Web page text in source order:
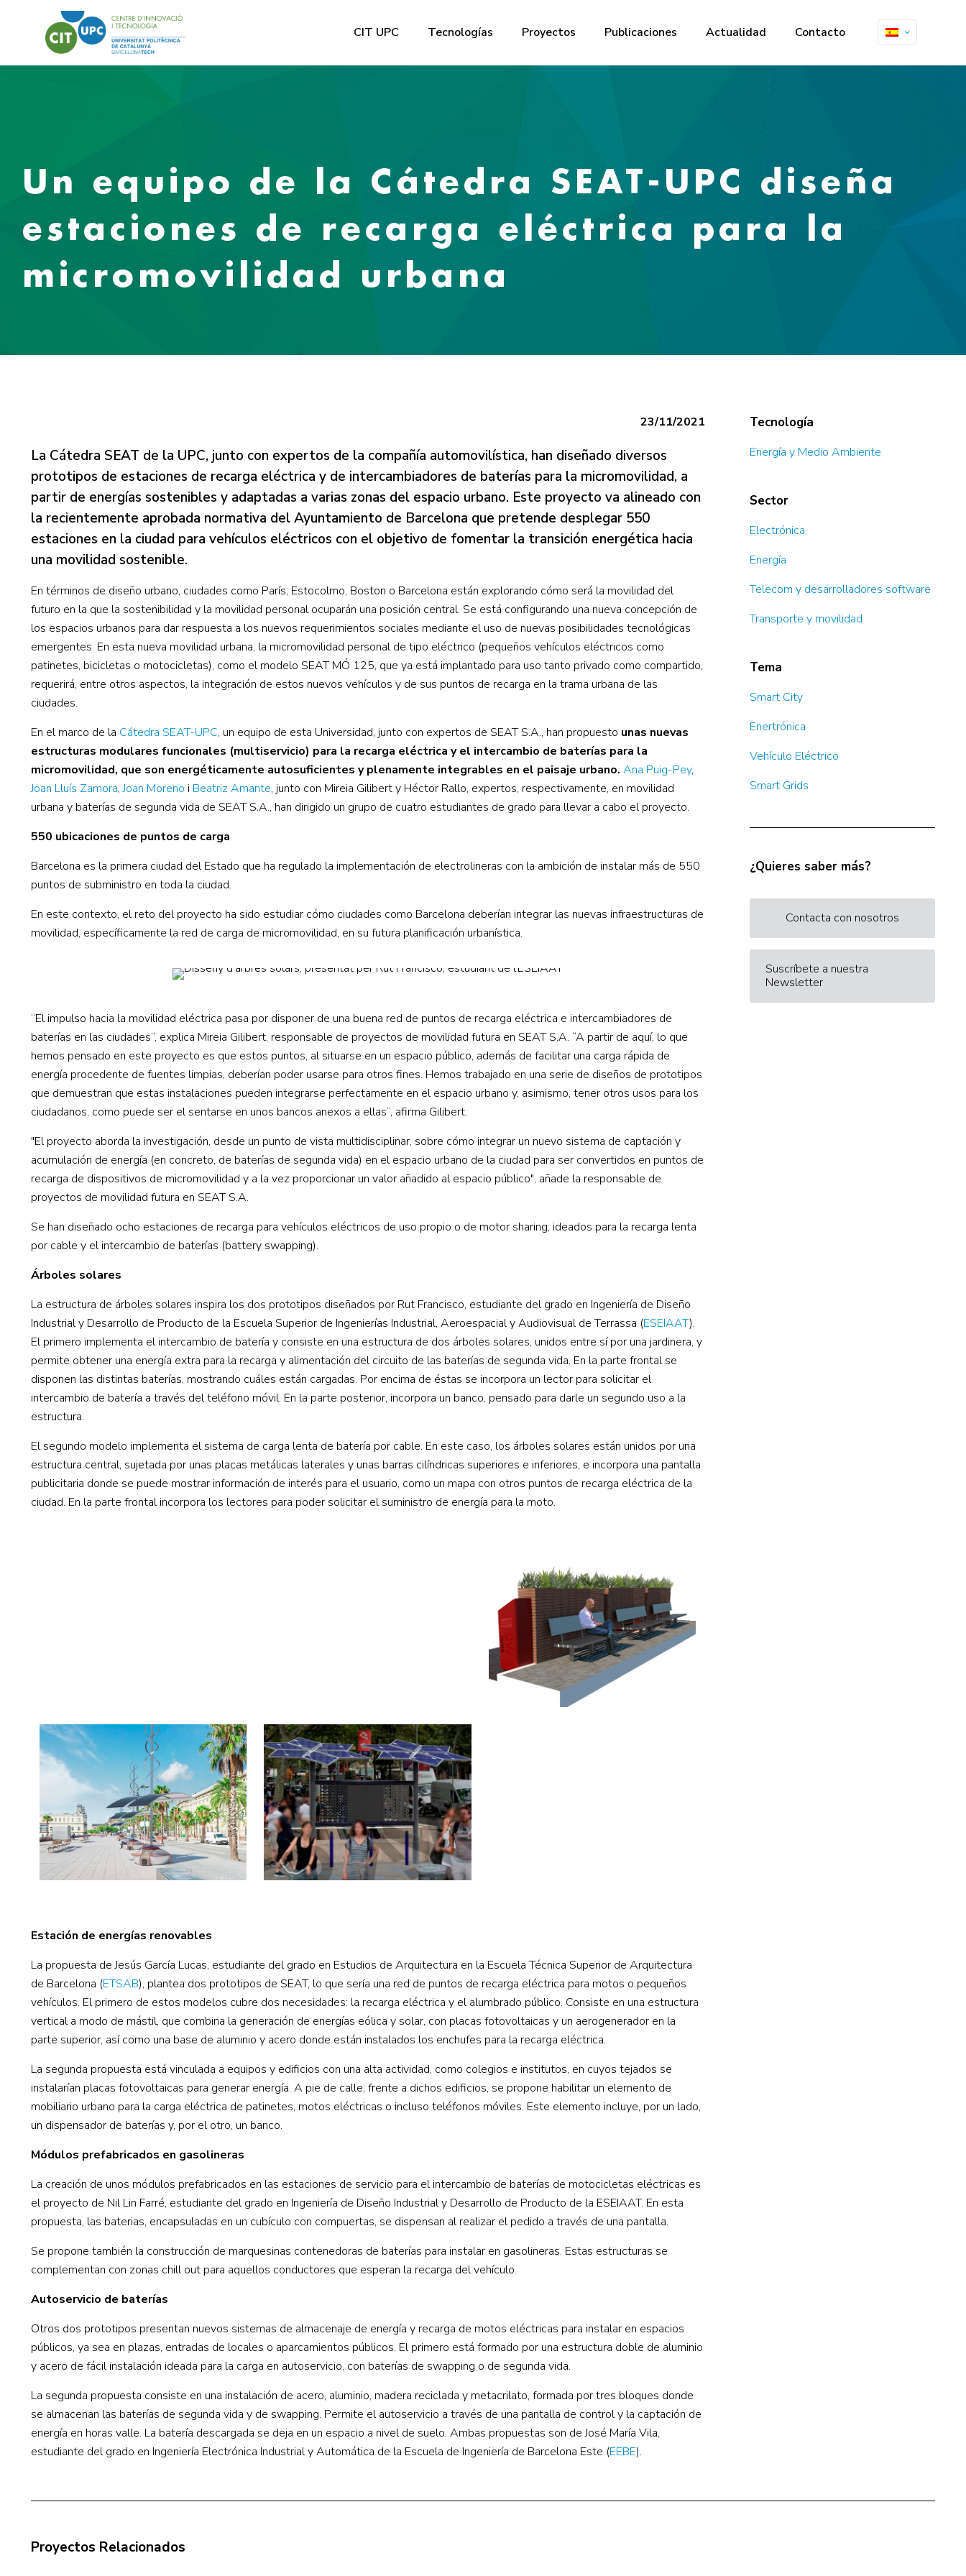
CIT UPC Tecnologías Proyectos Publicaciones Actualidad Contacto
Un equipo de la Cátedra SEAT-UPC diseña
estaciones de recarga eléctrica para la
micromovilidad urbana
23/11/2021
La Cátedra SEAT de la UPC, junto con expertos de la compañía automovilística, han diseñado diversos
prototipos de estaciones de recarga eléctrica y de intercambiadores de baterías para la micromovilidad, a
partir de energías sostenibles y adaptadas a varias zonas del espacio urbano. Este proyecto va alineado con
la recientemente aprobada normativa del Ayuntamiento de Barcelona que pretende desplegar 550
estaciones en la ciudad para vehículos eléctricos con el objetivo de fomentar la transición energética hacia
una movilidad sostenible.
En términos de diseño urbano, ciudades como París, Estocolmo, Boston o Barcelona están explorando cómo será la movilidad del
futuro en la que la sostenibilidad y la movilidad personal ocuparán una posición central. Se está configurando una nueva concepción de
los espacios urbanos para dar respuesta a los nuevos requerimientos sociales mediante el uso de nuevas posibilidades tecnológicas
emergentes. En esta nueva movilidad urbana, la micromovilidad personal de tipo eléctrico (pequeños vehículos eléctricos como
patinetes, bicicletas o motocicletas), como el modelo SEAT MÓ 125, que ya está implantado para uso tanto privado como compartido,
requerirá, entre otros aspectos, la integración de estos nuevos vehículos y de sus puntos de recarga en la trama urbana de las
ciudades.
En el marco de la Cátedra SEAT-UPC, un equipo de esta Universidad, junto con expertos de SEAT S.A., han propuesto unas nuevas
estructuras modulares funcionales (multiservicio) para la recarga eléctrica y el intercambio de baterías para la
micromovilidad, que son energéticamente autosuficientes y plenamente integrables en el paisaje urbano. Ana Puig-Pey,
Joan Lluís Zamora,Joan Moreno i Beatriz Amante, junto con Mireia Gilibert y Héctor Rallo, expertos, respectivamente, en movilidad
urbana y baterías de segunda vida de SEAT S.A., han dirigido un grupo de cuatro estudiantes de grado para llevar a cabo el proyecto.
550 ubicaciones de puntos de carga
Barcelona es la primera ciudad del Estado que ha regulado la implementación de electrolineras con la ambición de instalar más de 550
puntos de subministro en toda la ciudad.
En este contexto, el reto del proyecto ha sido estudiar cómo ciudades como Barcelona deberían integrar las nuevas infraestructuras de
movilidad, específicamente la red de carga de micromovilidad, en su futura planificación urbanística.
“El impulso hacia la movilidad eléctrica pasa por disponer de una buena red de puntos de recarga eléctrica e intercambiadores de
baterías en las ciudades”, explica Mireia Gilibert, responsable de proyectos de movilidad futura en SEAT S.A. “A partir de aquí, lo que
hemos pensado en este proyecto es que estos puntos, al situarse en un espacio público, además de facilitar una carga rápida de
energía procedente de fuentes limpias, deberían poder usarse para otros fines. Hemos trabajado en una serie de diseños de prototipos
que demuestran que estas instalaciones pueden integrarse perfectamente en el espacio urbano y, asimismo, tener otros usos para los
ciudadanos, como puede ser el sentarse en unos bancos anexos a ellas”, afirma Gilibert.
"El proyecto aborda la investigación, desde un punto de vista multidisciplinar, sobre cómo integrar un nuevo sistema de captación y
acumulación de energía (en concreto, de baterías de segunda vida) en el espacio urbano de la ciudad para ser convertidos en puntos de
recarga de dispositivos de micromovilidad y a la vez proporcionar un valor añadido al espacio público", añade la responsable de
proyectos de movilidad futura en SEAT S.A.
Se han diseñado ocho estaciones de recarga para vehículos eléctricos de uso propio o de motor sharing, ideados para la recarga lenta
por cable y el intercambio de baterías (battery swapping).
Árboles solares
La estructura de árboles solares inspira los dos prototipos diseñados por Rut Francisco, estudiante del grado en Ingeniería de Diseño
Industrial y Desarrollo de Producto de la Escuela Superior de Ingenierías Industrial, Aeroespacial y Audiovisual de Terrassa (ESEIAAT).
El primero implementa el intercambio de batería y consiste en una estructura de dos árboles solares, unidos entre sí por una jardinera, y
permite obtener una energía extra para la recarga y alimentación del circuito de las baterías de segunda vida. En la parte frontal se
disponen las distintas baterías, mostrando cuáles están cargadas. Por encima de éstas se incorpora un lector para solicitar el
intercambio de batería a través del teléfono móvil. En la parte posterior, incorpora un banco, pensado para darle un segundo uso a la
estructura.
El segundo modelo implementa el sistema de carga lenta de batería por cable. En este caso, los árboles solares están unidos por una
estructura central, sujetada por unas placas metálicas laterales y unas barras cilíndricas superiores e inferiores, e incorpora una pantalla
publicitaria donde se puede mostrar información de interés para el usuario, como un mapa con otros puntos de recarga eléctrica de la
ciudad. En la parte frontal incorpora los lectores para poder solicitar el suministro de energía para la moto.
Estación de energías renovables
La propuesta de Jesús García Lucas, estudiante del grado en Estudios de Arquitectura en la Escuela Técnica Superior de Arquitectura
de Barcelona (ETSAB), plantea dos prototipos de SEAT, lo que sería una red de puntos de recarga eléctrica para motos o pequeños
vehículos. El primero de estos modelos cubre dos necesidades: la recarga eléctrica y el alumbrado público. Consiste en una estructura
vertical a modo de mástil, que combina la generación de energías eólica y solar, con placas fotovoltaicas y un aerogenerador en la
parte superior, así como una base de aluminio y acero donde están instalados los enchufes para la recarga eléctrica.
La segunda propuesta está vinculada a equipos y edificios con una alta actividad, como colegios e institutos, en cuyos tejados se
instalarían placas fotovoltaicas para generar energía. A pie de calle, frente a dichos edificios, se propone habilitar un elemento de
mobiliario urbano para la carga eléctrica de patinetes, motos eléctricas o incluso teléfonos móviles. Este elemento incluye, por un lado,
un dispensador de baterías y, por el otro, un banco.
Módulos prefabricados en gasolineras
La creación de unos módulos prefabricados en las estaciones de servicio para el intercambio de baterías de motocicletas eléctricas es
el proyecto de Nil Lin Farré, estudiante del grado en Ingeniería de Diseño Industrial y Desarrollo de Producto de la ESEIAAT. En esta
propuesta, las baterias, encapsuladas en un cubículo con compuertas, se dispensan al realizar el pedido a través de una pantalla.
Se propone también la construcción de marquesinas contenedoras de baterías para instalar en gasolineras. Estas estructuras se
complementan con zonas chill out para aquellos conductores que esperan la recarga del vehículo.
Autoservicio de baterías
Otros dos prototipos presentan nuevos sistemas de almacenaje de energía y recarga de motos eléctricas para instalar en espacios
públicos, ya sea en plazas, entradas de locales o aparcamientos públicos. El primero está formado por una estructura doble de aluminio
y acero de fácil instalación ideada para la carga en autoservicio, con baterías de swapping o de segunda vida.
La segunda propuesta consiste en una instalación de acero, aluminio, madera reciclada y metacrilato, formada por tres bloques donde
se almacenan las baterías de segunda vida y de swapping. Permite el autoservicio a través de una pantalla de control y la captación de
energía en horas valle. La batería descargada se deja en un espacio a nivel de suelo. Ambas propuestas son de José María Vila,
estudiante del grado en Ingeniería Electrónica Industrial y Automática de la Escuela de Ingeniería de Barcelona Este (EEBE).
Tecnología
Energía y Medio Ambiente
Sector
Electrónica
Energía
Telecom y desarrolladores software
Transporte y movilidad
Tema
Smart City
Enertrónica
Vehículo Eléctrico
Smart Grids
¿Quieres saber más?
Contacta con nosotros
Suscríbete a nuestra
Newsletter
Proyectos Relacionados